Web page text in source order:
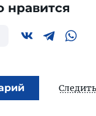
нравится
Следить